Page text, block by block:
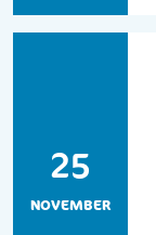
25
NOVEMBER